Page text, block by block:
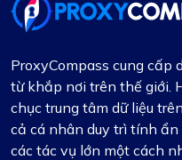
ProxyCompass cung cấp
từ khắp nơi trên thế giới.
chục trung tâm dữ liệu
cả cá nhân duy trì tính
các tác vụ lớn một cách